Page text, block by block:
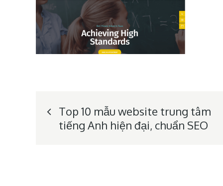
Post
navigation
Top 10 mẫu website trung tâm
tiếng Anh hiện đại, chuẩn SEO